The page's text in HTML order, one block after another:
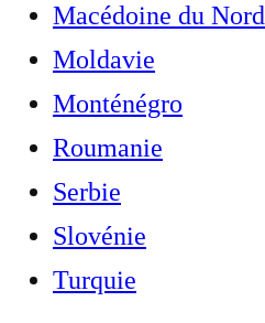
Macédoine du Nord
Moldavie
Monténégro
Roumanie
Serbie
Slovénie
Turquie